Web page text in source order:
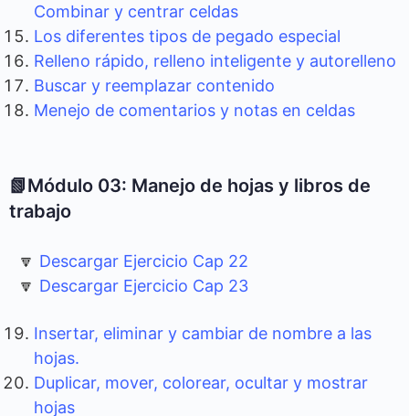
Combinar y centrar celdas
Los diferentes tipos de pegado especial
Relleno rápido, relleno inteligente y autorelleno
Buscar y reemplazar contenido
Menejo de comentarios y notas en celdas
📗Módulo 03: Manejo de hojas y libros de
trabajo
🔽 Descargar Ejercicio Cap 22
🔽 Descargar Ejercicio Cap 23
Insertar, eliminar y cambiar de nombre a las
hojas.
Duplicar, mover, colorear, ocultar y mostrar
hojas